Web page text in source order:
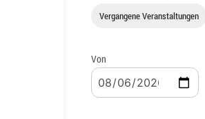
Vergangene Veranstaltungen
Von